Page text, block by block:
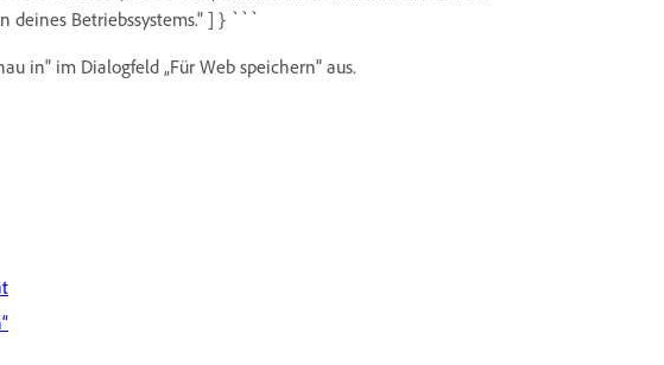
deines Betriebssystems." ] } ```
in" im Dialogfeld „Für Web speichern" aus.